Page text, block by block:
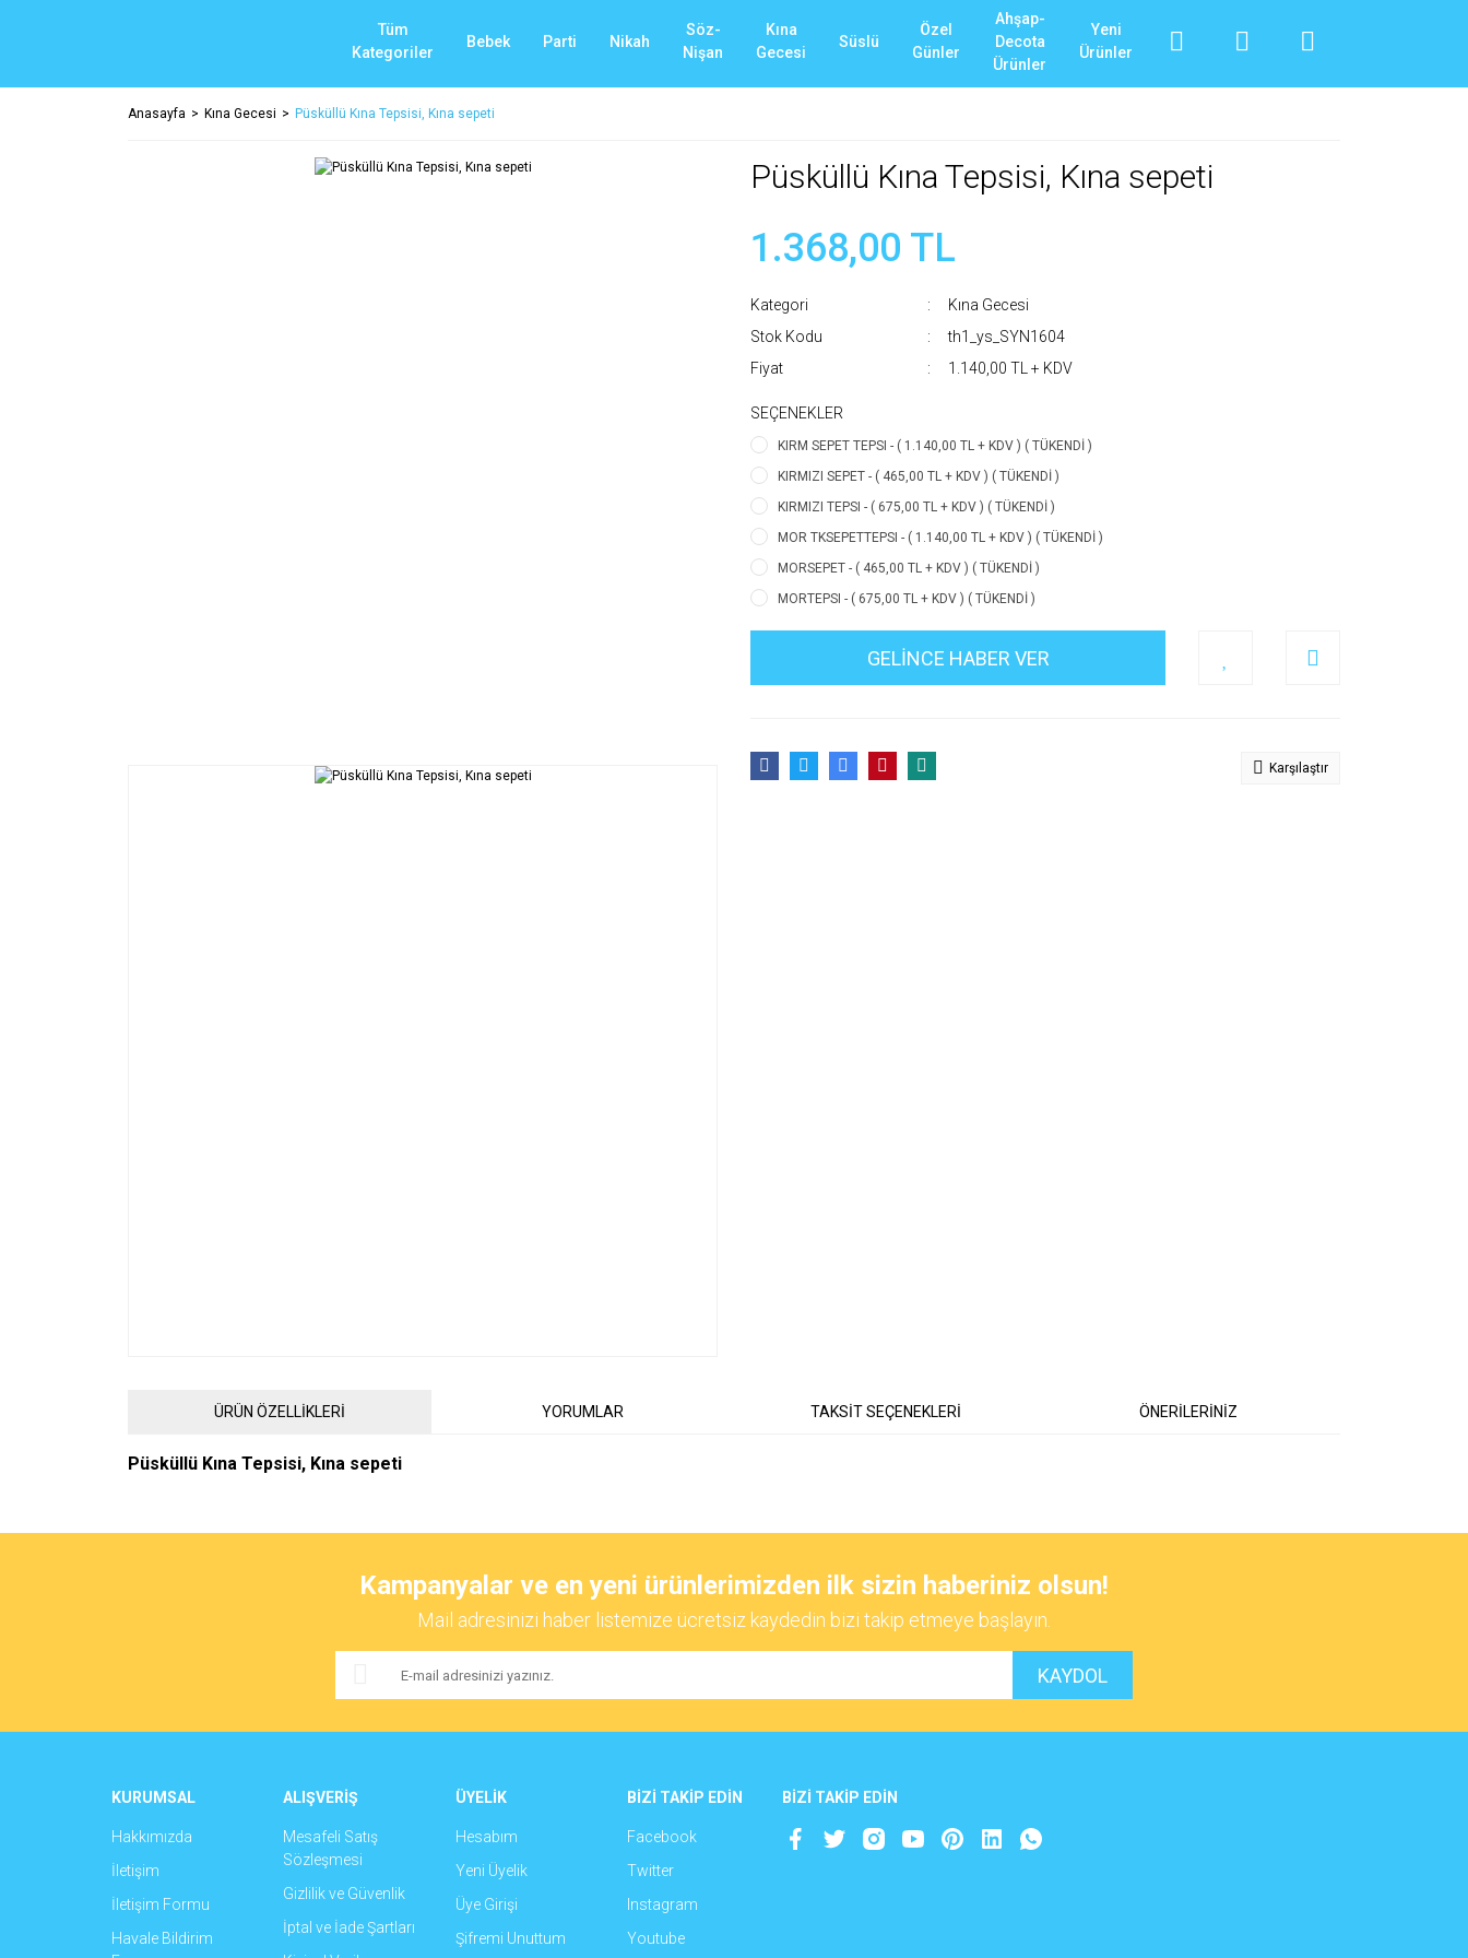
Tüm
Kategoriler
Bebek Parti Nikah
Söz-
Nişan
Kına
Gecesi
Süslü
Özel
Günler
Ahşap-
Decota
Ürünler
Yeni
Ürünler
Anasayfa Kına Gecesi Püsküllü Kına Tepsisi, Kına sepeti
Püsküllü Kına Tepsisi, Kına sepeti
1.368,00 TL
Kategori
Kına Gecesi
Stok Kodu
th1_ys_SYN1604
Fiyat
1.140,00 TL + KDV
SEÇENEKLER
KIRM SEPET TEPSI - ( 1.140,00 TL + KDV ) ( TÜKENDİ )
KIRMIZI SEPET - ( 465,00 TL + KDV ) ( TÜKENDİ )
KIRMIZI TEPSI - ( 675,00 TL + KDV ) ( TÜKENDİ )
MOR TKSEPETTEPSI - ( 1.140,00 TL + KDV ) ( TÜKENDİ )
MORSEPET - ( 465,00 TL + KDV ) ( TÜKENDİ )
MORTEPSI - ( 675,00 TL + KDV ) ( TÜKENDİ )
GELİNCE HABER VER
Karşılaştır
ÜRÜN ÖZELLİKLERİ YORUMLAR TAKSİT SEÇENEKLERİ ÖNERİLERİNİZ
Püsküllü Kına Tepsisi, Kına sepeti
Yorum Yaz
Ürün resmi kalitesiz, bozuk veya görüntülenemiyor.
Kampanyalar ve en yeni ürünlerimizden ilk sizin haberiniz olsun!
Mail adresinizi haber listemize ücretsiz kaydedin bizi takip etmeye başlayın.
KAYDOL
KURUMSAL
Hakkımızda
İletişim
İletişim Formu
Havale Bildirim
ALIŞVERİŞ
Mesafeli Satış
Sözleşmesi
Gizlilik ve Güvenlik
İptal ve İade Şartları
ÜYELİK
Hesabım
Yeni Üyelik
Üye Girişi
Şifremi Unuttum
BİZİ TAKİP EDİN
Facebook
Twitter
Instagram
Youtube
BİZİ TAKİP EDİN